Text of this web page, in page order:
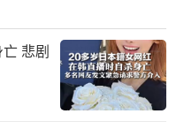
悲剧